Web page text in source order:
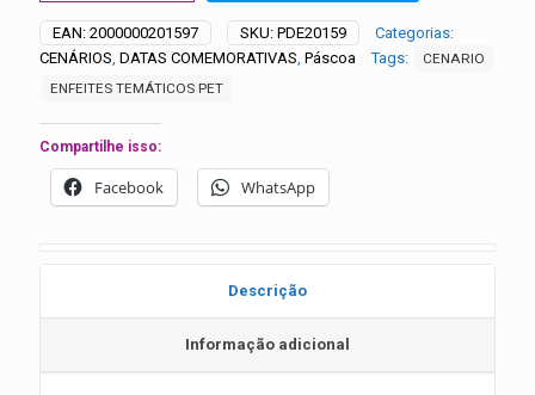
0124
quantidade
EAN: 2000000201597 SKU: PDE20159
Categorias:
CENÁRIOS, DATAS COMEMORATIVAS, Páscoa Tags:
CENARIO
ENFEITES TEMÁTICOS PET
Compartilhe isso:
Facebook WhatsApp
Descrição
Informação adicional